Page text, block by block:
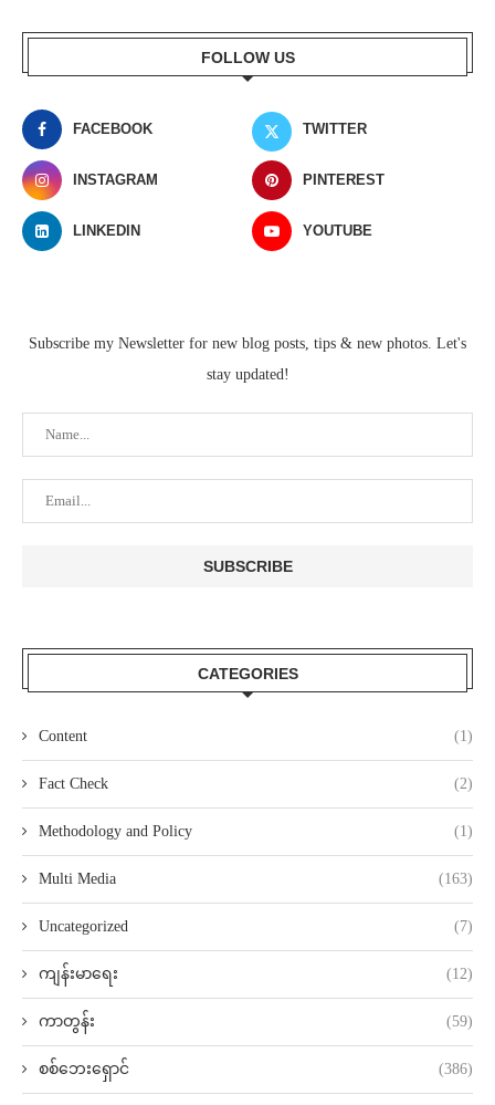
FOLLOW US
FACEBOOK TWITTER
INSTAGRAM PINTEREST
LINKEDIN YOUTUBE
Subscribe my Newsletter for new blog posts, tips & new photos. Let's
stay updated!
CATEGORIES
Content (1)
Fact Check (2)
Methodology and Policy (1)
Multi Media (163)
Uncategorized (7)
ကျန်းမာရေး (12)
ကာတွန်း (59)
စစ်ဘေးရှောင် (386)